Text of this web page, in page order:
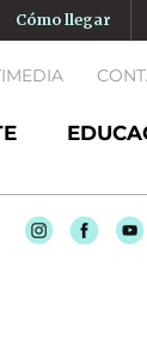
Cómo llegar
FacebookYoutube